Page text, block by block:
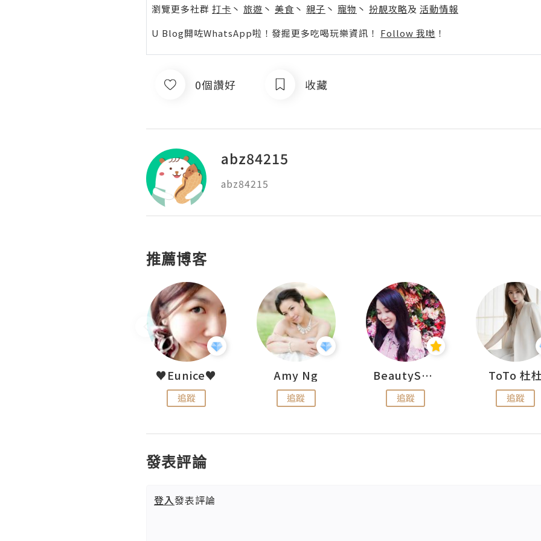
瀏覽更多社群 打卡 丶 旅遊 丶 美食 丶 親子 丶 寵物 丶 扮靚攻略及 活動情報
U Blog開咗WhatsApp啦！發掘更多吃喝玩樂資訊！ Follow 我哋 ！
0個讚好 收藏
abz84215
abz84215
推薦博客
♥Eunice♥
追蹤
Amy Ng
追蹤
BeautySearch
追蹤
ToTo 杜
追蹤
發表評論
登入發表評論